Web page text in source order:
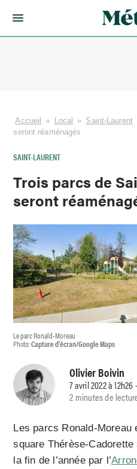
Accueil » Local » Saint-Laurent
seront réaménagés
SAINT-LAURENT
Trois parcs de
seront
Le parc Ronald-Moreau
Photo:Capture d'écran/Google Maps
Olivier Boivin
7 avril 2022 à
2 minutes de
Les parcs Ronald-Moreau
square Thérèse-Cadorette
la fin de l’année par l’